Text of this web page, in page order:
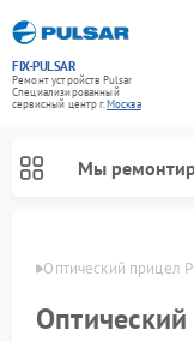
FIX-PULSAR
Ремонт устройств Pulsar
Специализированный
cервисный центр г.Москва
Мы
Оптический прицел